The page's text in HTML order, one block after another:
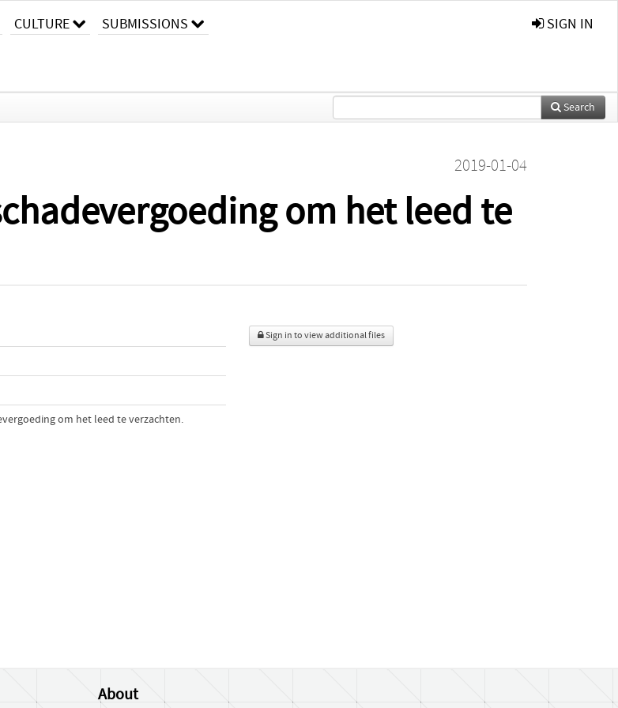
CULTURE SUBMISSIONS SIGN IN
Search
2019-01-04
om het leed te
om het leed te verzachten.
Sign in to view additional files
About